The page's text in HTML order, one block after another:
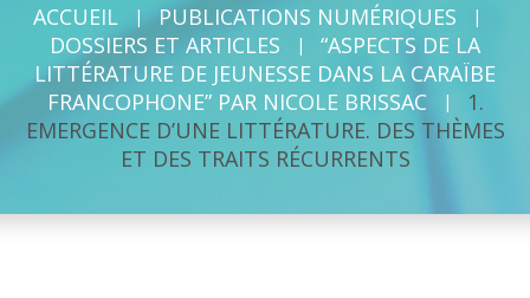
ACCUEIL
PUBLICATIONS NUMÉRIQUES
DOSSIERS ET ARTICLES
“ASPECTS DE LA
LITTÉRATURE DE JEUNESSE DANS LA CARAÏBE
FRANCOPHONE” PAR NICOLE BRISSAC
1.
EMERGENCE D’UNE LITTÉRATURE. DES THÈMES
ET DES TRAITS RÉCURRENTS